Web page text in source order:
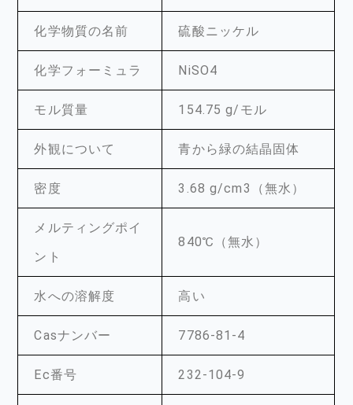
化学物質の名前 硫酸ニッケル
化学フォーミュラ NiSO4
モル質量 154.75 g/モル
外観について 青から緑の結晶固体
密度 3.68 g/cm3（無水）
メルティングポイ
ント
840℃（無水）
水への溶解度 高い
Casナンバー 7786-81-4
Ec番号 232-104-9